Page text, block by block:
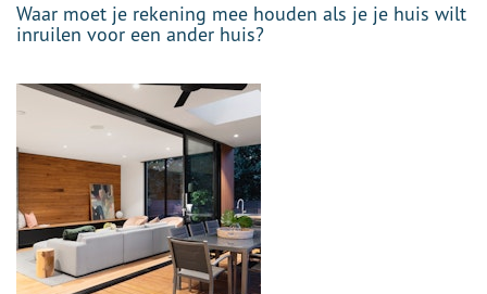
Waar moet je rekening mee houden als je je huis wilt
inruilen voor een ander huis?